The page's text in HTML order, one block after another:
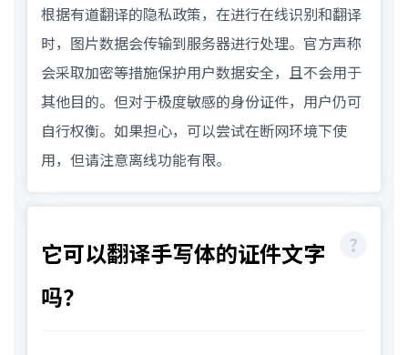
根据有道翻译的隐私政策，在进行在线识别和翻译
时，图片数据会传输到服务器进行处理。官方声称
会采取加密等措施保护用户数据安全，且不会用于
其他目的。但对于极度敏感的身份证件，用户仍可
自行权衡。如果担心，可以尝试在断网环境下使
用，但请注意离线功能有限。
它可以翻译手写体的证件文字
吗？